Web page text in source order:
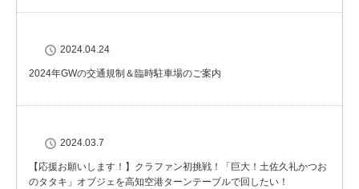
2024.04.24
2024年GWの交通規制＆臨時駐車場のご案内
2024.03.7
【応援お願いします！】クラファン初挑戦！「巨大！土佐久礼かつお
のタタキ」オブジェを高知空港ターンテーブルで回したい！